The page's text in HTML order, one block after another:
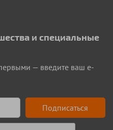
и специальные
— введите ваш e-
Подписаться